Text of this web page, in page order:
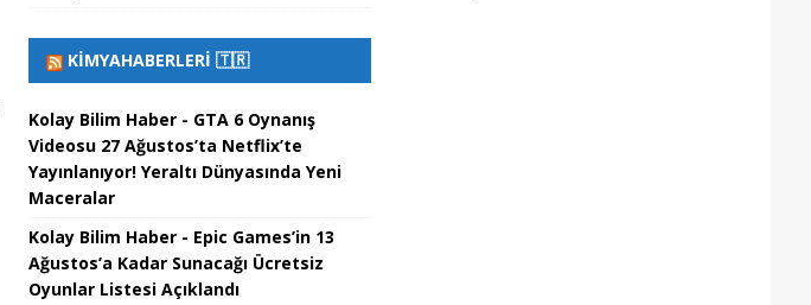
KIMYAHABERLERI 🇹🇷
Kolay Bilim Haber - GTA 6 Oynanış
Videosu 27 Ağustos’ta Netflix’te
Yayınlanıyor! Yeraltı Dünyasında Yeni
Maceralar
Kolay Bilim Haber - Epic Games’in 13
Ağustos’a Kadar Sunacağı Ücretsiz
Oyunlar Listesi Açıklandı